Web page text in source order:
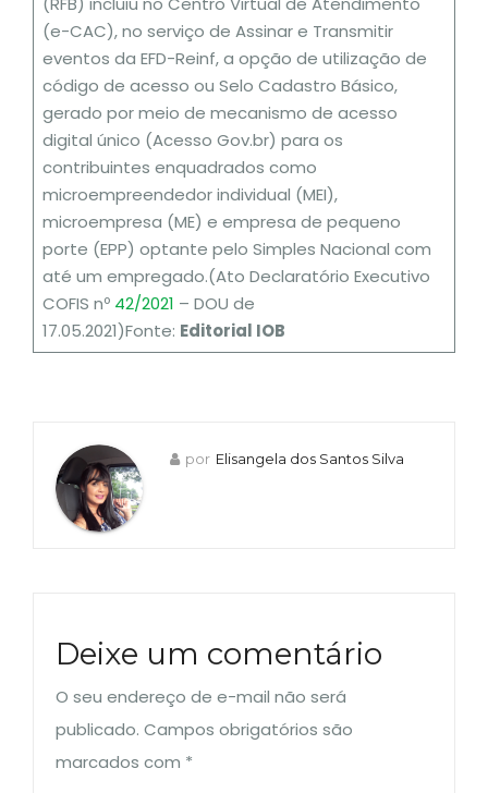
(e-CAC), no serviço de Assinar e Transmitir
eventos da EFD-Reinf, a opção de utilização de
código de acesso ou Selo Cadastro Básico,
gerado por meio de mecanismo de acesso
digital único (Acesso Gov.br) para os
contribuintes enquadrados como
microempreendedor individual (MEI),
microempresa (ME) e empresa de pequeno
porte (EPP) optante pelo Simples Nacional com
até um empregado.(Ato Declaratório Executivo
COFIS nº 42/2021 – DOU de
17.05.2021)Fonte: Editorial IOB
por Elisangela dos Santos Silva
Deixe um comentário
O seu endereço de e-mail não será
publicado. Campos obrigatórios são
marcados com *